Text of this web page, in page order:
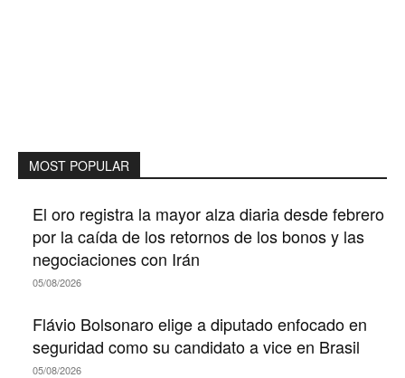
MOST POPULAR
El oro registra la mayor alza diaria desde febrero
por la caída de los retornos de los bonos y las
negociaciones con Irán
05/08/2026
Flávio Bolsonaro elige a diputado enfocado en
seguridad como su candidato a vice en Brasil
05/08/2026